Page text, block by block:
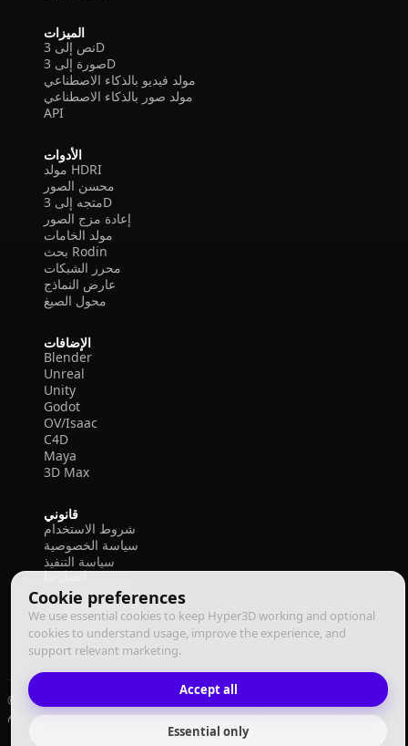
Cookie preferences
We use essential cookies to keep Hyper3D working and optional
cookies to understand usage, improve the experience, and
support relevant marketing.
Accept all
Essential only
الميزات
نص إلى 3D
صورة إلى 3D
مولد فيديو بالذكاء الاصطناعي
مولد صور بالذكاء الاصطناعي
API
الأدوات
مولد HDRI
محسن الصور
متجه إلى 3D
إعادة مزج الصور
مولد الخامات
بحث Rodin
محرر الشبكات
عارض النماذج
محول الصيغ
الإضافات
Blender
Unreal
Unity
Godot
OV/Isaac
C4D
Maya
3D Max
قانوني
شروط الاستخدام
سياسة الخصوصية
سياسة التنفيذ
اتصل بنا
© 2026 Deemos Corporation. جميع الحقوق محفوظة
شروط الاستخدامسياسة الخصوصيةسياسة التنفيذ العربية